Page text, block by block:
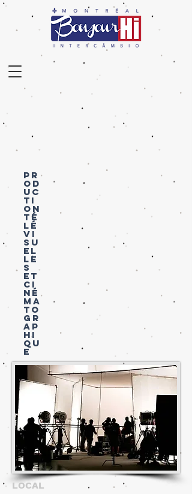
PR
OD
UC
TI
ON
TÉ
LÉ
VI
SU
EL
LE
S
ET
CI
NÉ
MA
TO
GR
AP
HI
QU
E
LOCAL